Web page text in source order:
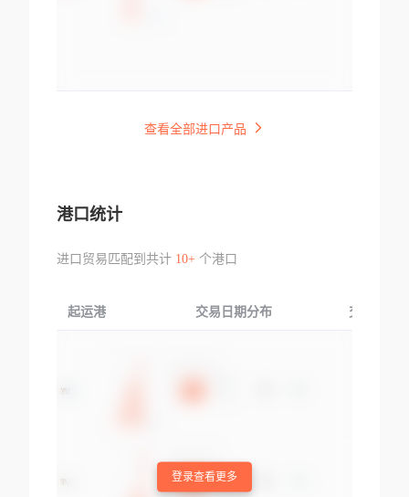
查看全部进口产品
港口统计
进口贸易匹配到共计 10+个港口
起运港 交易日期分布 交易产品
登录查看更多